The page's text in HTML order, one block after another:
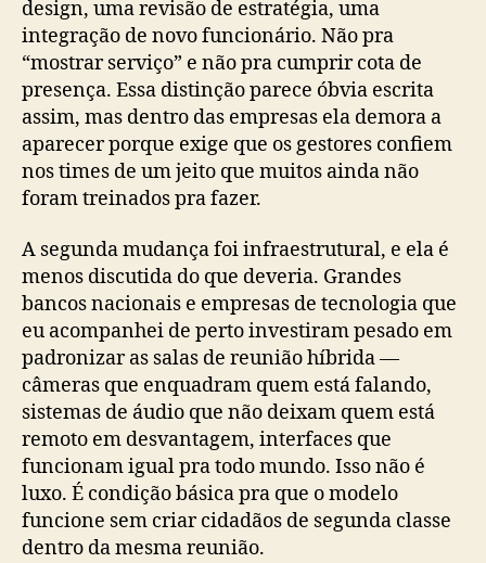
design, uma revisão de estratégia, uma
integração de novo funcionário. Não pra
“mostrar serviço” e não pra cumprir cota de
presença. Essa distinção parece óbvia escrita
assim, mas dentro das empresas ela demora a
aparecer porque exige que os gestores confiem
nos times de um jeito que muitos ainda não
foram treinados pra fazer.
A segunda mudança foi infraestrutural, e ela é
menos discutida do que deveria. Grandes
bancos nacionais e empresas de tecnologia que
eu acompanhei de perto investiram pesado em
padronizar as salas de reunião híbrida —
câmeras que enquadram quem está falando,
sistemas de áudio que não deixam quem está
remoto em desvantagem, interfaces que
funcionam igual pra todo mundo. Isso não é
luxo. É condição básica pra que o modelo
funcione sem criar cidadãos de segunda classe
dentro da mesma reunião.